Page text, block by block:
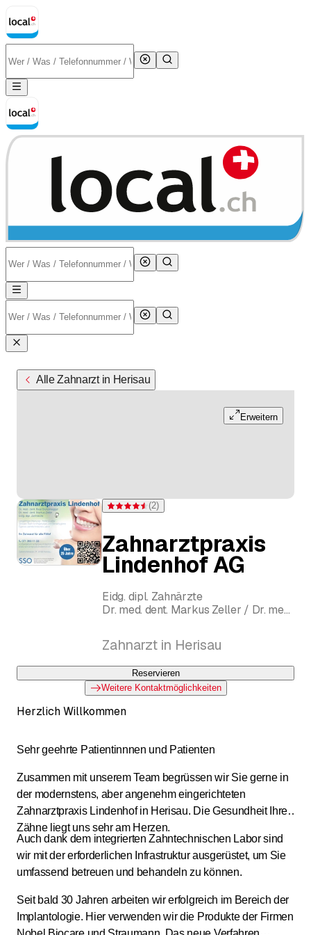
Alle Zahnarzt in Herisau
Erweitern
Bewertung 4,5 von 5 Sternen bei 2 Bewertungen
(2)
Zahnarztpraxis
Lindenhof AG
Eidg. dipl. Zahnärzte
Dr. med. dent. Markus Zeller / Dr. med.
Zahnarzt in Herisau
Reservieren
Weitere Kontaktmöglichkeiten
Herzlich Willkommen
Sehr geehrte Patientinnnen und Patienten
Zusammen mit unserem Team begrüssen wir Sie gerne in
der modernstens, aber angenehm eingerichteten
Zahnarztpraxis Lindenhof in Herisau. Die Gesundheit Ihrer
Zähne liegt uns sehr am Herzen.
Auch dank dem integrierten Zahntechnischen Labor sind
wir mit der erforderlichen Infrastruktur ausgerüstet, um Sie
umfassend betreuen und behandeln zu können.
Seit bald 30 Jahren arbeiten wir erfolgreich im Bereich der
Implantologie. Hier verwenden wir die Produkte der Firmen